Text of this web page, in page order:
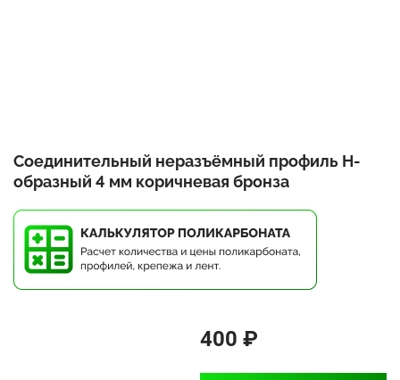
Соединительный неразъёмный профиль Н-
образный 4 мм коричневая бронза
400 ₽